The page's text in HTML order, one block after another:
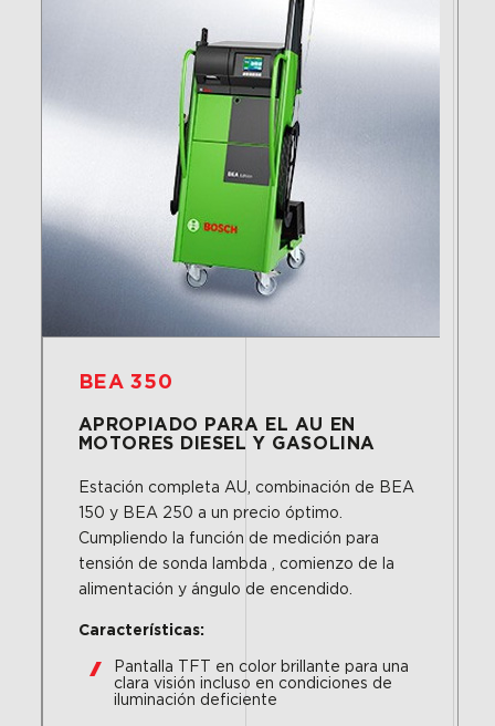
BEA 350
APROPIADO PARA EL AU EN
MOTORES DIESEL Y GASOLINA
Estación completa AU, combinación de BEA
150 y BEA 250 a un precio óptimo.
Cumpliendo la función de medición para
tensión de sonda lambda , comienzo de la
alimentación y ángulo de encendido.
Características:
Pantalla TFT en color brillante para una
clara visión incluso en condiciones de
iluminación deficiente